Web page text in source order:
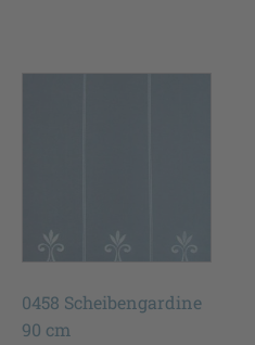
0458 Scheibengardine
90 cm